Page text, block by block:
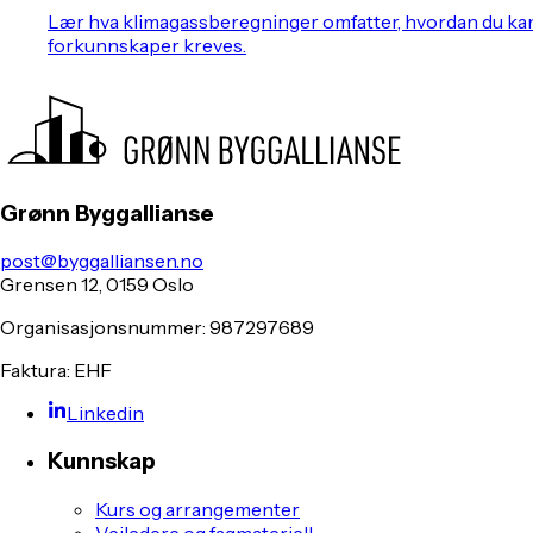
Lær hva klimagassberegninger omfatter, hvordan du
forkunnskaper kreves.
Grønn Byggallianse
post@byggalliansen.no
Grensen 12, 0159 Oslo
Organisasjonsnummer: 987297689
Faktura: EHF
Linkedin
Kunnskap
Kurs og arrangementer